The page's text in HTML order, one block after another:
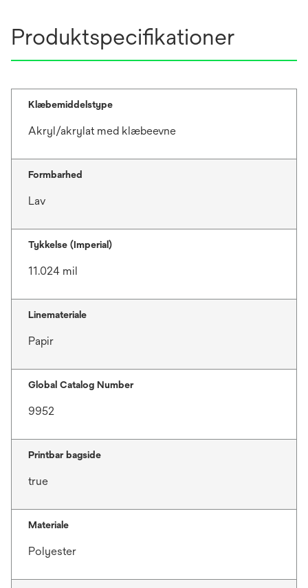
Produktspecifikationer
Klæbemiddelstype
Akryl/akrylat med klæbeevne
Formbarhed
Lav
Tykkelse (Imperial)
11.024 mil
Linemateriale
Papir
Global Catalog Number
9952
Printbar bagside
true
Materiale
Polyester